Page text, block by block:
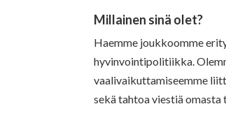
Millainen sinä olet?
Haemme joukkoomme
hyvinvointipolitiikka.
vaalivaikuttamiseemme
sekä tahtoa viestiä omasta